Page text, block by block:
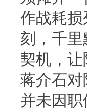
作战耗
刻，千
契机，
蒋介石
并未因职